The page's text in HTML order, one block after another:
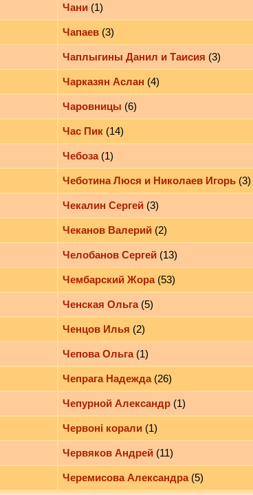
Чани (1)
Чапаев (3)
Чаплыгины Данил и Таисия (3)
Чарказян Аслан (4)
Чаровницы (6)
Час Пик (14)
Чебоза(1)
Чеботина Люся и Николаев Игорь (3)
Чекалин Сергей (3)
Чеканов Валерий (2)
Челобанов Сергей (13)
Чембарский Жора(53)
Ченская Ольга(5)
Ченцов Илья (2)
Чепова Ольга(1)
Чепрага Надежда(26)
Чепурной Александр (1)
Червоні корали (1)
Червяков Андрей (11)
Черемисова Александра(5)